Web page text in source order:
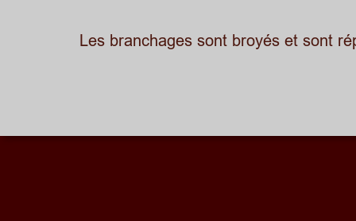
Les branchages sont broyés et sont